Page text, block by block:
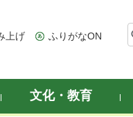
上げ ふりがなON
文化・教育